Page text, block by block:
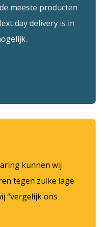
meeste producten
day delivery is in
kunnen wij
tegen zulke lage
“vergelijk ons